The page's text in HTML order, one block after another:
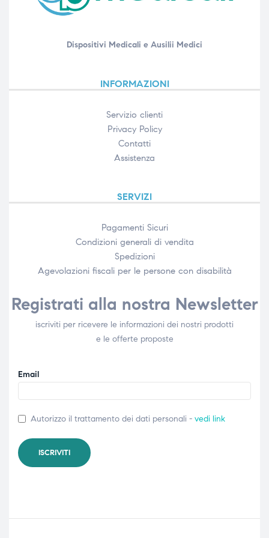
Dispositivi Medicali e Ausilii Medici
INFORMAZIONI
Servizio clienti
Privacy Policy
Contatti
Assistenza
SERVIZI
Pagamenti Sicuri
Condizioni generali di vendita
Spedizioni
Agevolazioni fiscali per le persone con disabilità​
Registrati alla nostra Newsletter
iscriviti per ricevere le informazioni dei nostri prodotti
e le offerte proposte
Email
Autorizzo il trattamento dei dati personali - vedi link